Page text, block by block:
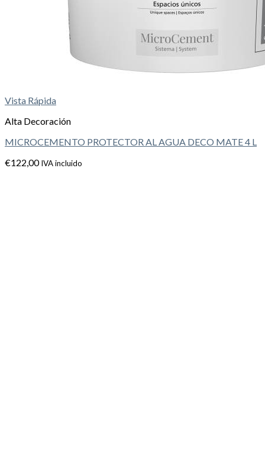
Vista Rápida
Alta Decoración
MICROCEMENTO PROTECTOR AL AGUA DECO MATE 4 L
€122,00 IVA incluido